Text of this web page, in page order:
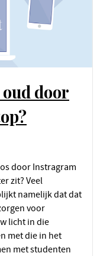
door Instragram
zit? Veel
namelijk dat dat
voor
licht in die
met die in het
met studenten